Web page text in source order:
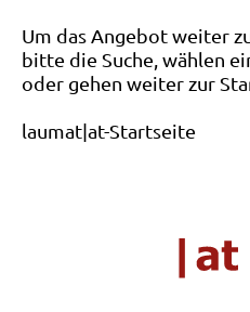
Um das Angebot weiter
bitte die Suche, wählen
oder gehen weiter zur
laumat|at-Startseite